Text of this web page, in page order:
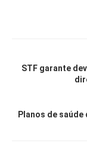
STF garante
Planos de